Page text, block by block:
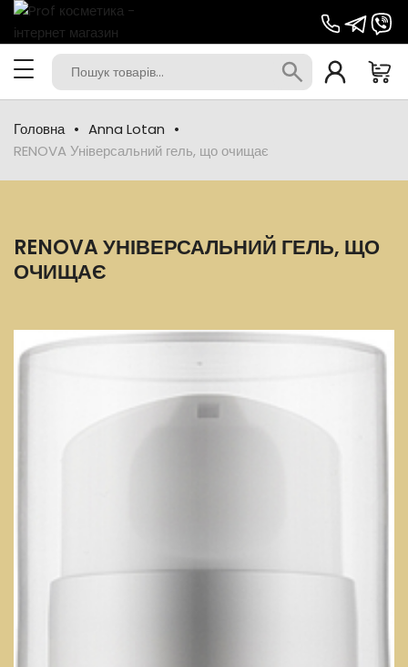
Головна
Anna Lotan
RENOVA Універсальний гель, що очищає
RENOVA УНІВЕРСАЛЬНИЙ ГЕЛЬ, ЩО
ОЧИЩАЄ